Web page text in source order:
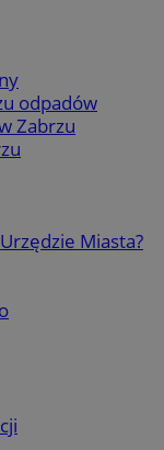
odpadów
Zabrzu
Miasta?